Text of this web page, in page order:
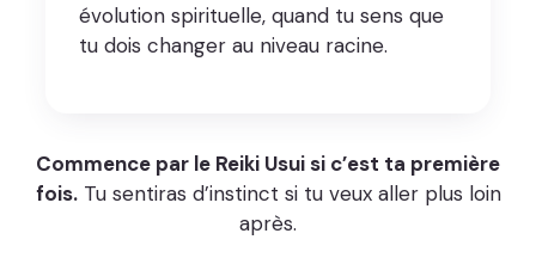
évolution spirituelle, quand tu sens que
tu dois changer au niveau racine.
Commence par le Reiki Usui si c’est ta première
fois.Tu sentiras d’instinct si tu veux aller plus loin
après.